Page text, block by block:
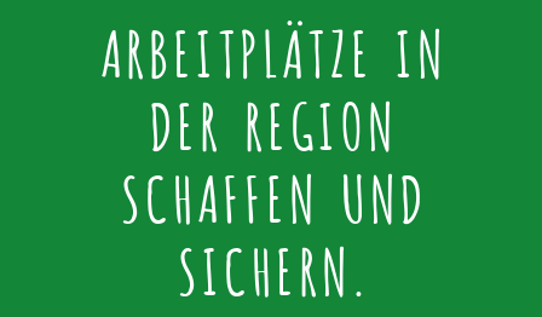
ARBEITPLÄTZE IN
DER REGION
SCHAFFEN UND
SICHERN.